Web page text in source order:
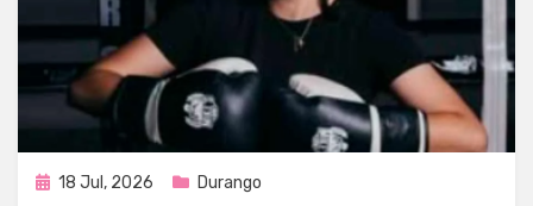
Publicada
18 Jul, 2026 Durango